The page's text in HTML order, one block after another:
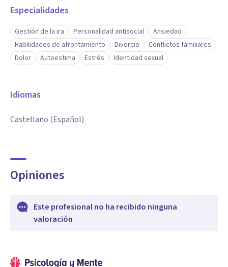
Especialidades
Gestión de la ira Personalidad antisocial
Ansiedad
Habilidades de afrontamiento
Divorcio
Conflictos familiares
Dolor
Autoestima Estrés Identidad sexual
Idiomas
Castellano (Español)
Opiniones
Este profesional no ha recibido ninguna
valoración